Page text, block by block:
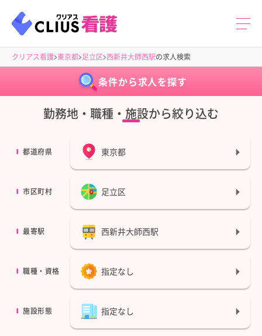
クリアス看護 東京都 足立区 西新井大師西駅の求人検索
条件から求人を探す
勤務地・職種・施設から絞り込む
都道府県 東京都
市区町村 足立区
最寄駅 西新井大師西駅
職種・資格 指定なし
施設形態 指定なし